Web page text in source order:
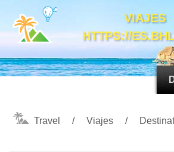
HTTPS://
Travel Viajes